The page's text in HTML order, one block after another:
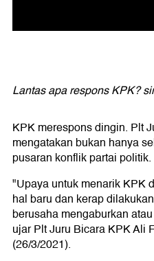
Lantas apa respons KPK?
KPK merespons dingin. Plt
mengatakan bukan hanya
pusaran konflik partai politik.
"Upaya untuk menarik KPK
hal baru dan kerap
berusaha mengaburkan
ujar Plt Juru Bicara KPK Ali
(26/3/2021).